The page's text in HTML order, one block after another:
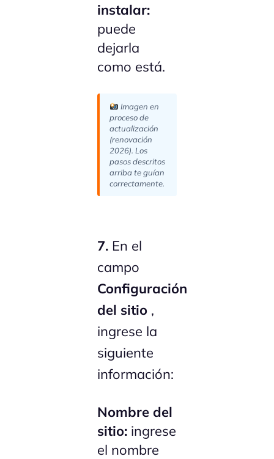
instalar:
puede
dejarla
como está.
Imagen en
proceso de
actualización
(renovación
2026). Los
pasos descritos
arriba te guían
correctamente.
7. En el
campo
Configuración
del sitio ,
ingrese la
siguiente
información:
Nombre del
sitio: ingrese
el nombre